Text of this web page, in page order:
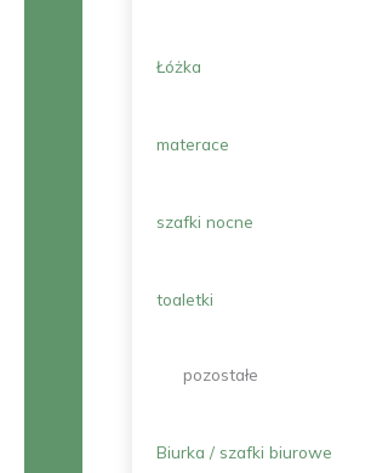
Łóżka
materace
szafki nocne
toaletki
pozostałe
Biurka / szafki biurowe